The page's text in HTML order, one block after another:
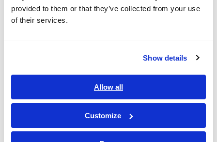
provided to them or that they’ve collected from your use
of their services.
Show details
Allow all
Customize
み合わせることでCAT Ⅲ 2000 Ｖまで測定できます。